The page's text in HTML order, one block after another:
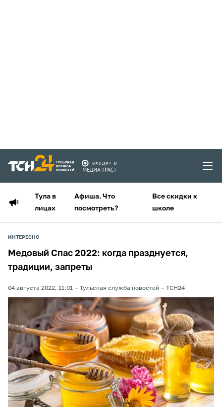
Тула в
лицах
Афиша. Что
посмотреть?
Все скидки к
школе
ИНТЕРЕСНО
Медовый Спас 2022: когда празднуется,
традиции, запреты
04 августа 2022, 11:01 Тульская служба новостей ТСН24